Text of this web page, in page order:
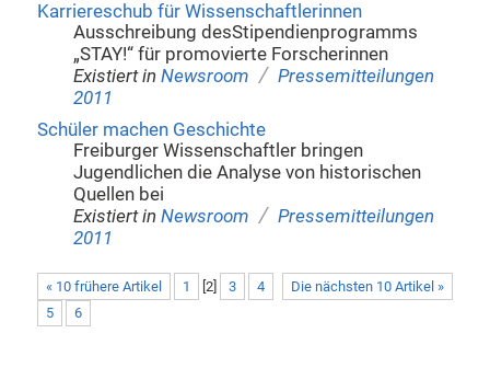
Karriereschub für Wissenschaftlerinnen
Ausschreibung desStipendienprogramms
„STAY!“ für promovierte Forscherinnen
Existiert in Newsroom / Pressemitteilungen
2011
Schüler machen Geschichte
Freiburger Wissenschaftler bringen
Jugendlichen die Analyse von historischen
Quellen bei
Existiert in Newsroom / Pressemitteilungen
2011
« 10 frühere Artikel Die nächsten 10 Artikel »
1 2] 3
4
5
6